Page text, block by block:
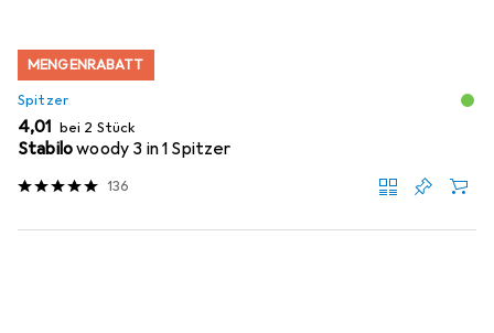
MENGENRABATT
Spitzer
EUR
4,01 bei 2 Stück
Stabilowoody 3 in 1 Spitzer
136